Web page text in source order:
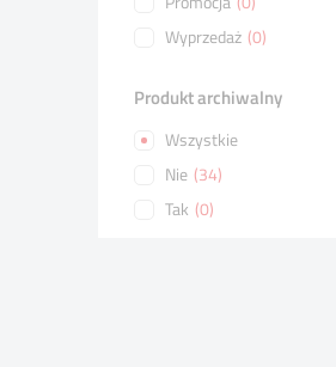
Wyprzedaż (0)
Produkt archiwalny
Wszystkie
Nie (34)
Tak (0)